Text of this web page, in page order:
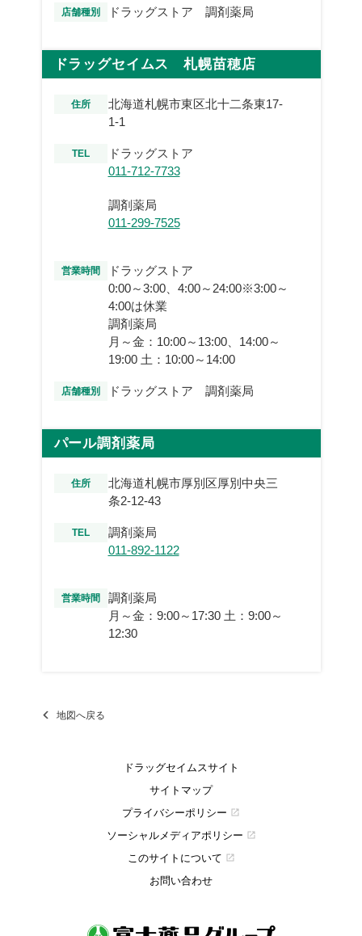
店舗種別 ドラッグストア 調剤薬局
ドラッグセイムス 札幌苗穂店
住所
北海道札幌市東区北十二条東17-
1-1
TEL
ドラッグストア
011-712-7733
調剤薬局
011-299-7525
営業時間
ドラッグストア
0:00～3:00、4:00～24:00※3:00～
4:00は休業
調剤薬局
月～金：10:00～13:00、14:00～
19:00 土：10:00～14:00
店舗種別 ドラッグストア 調剤薬局
パール調剤薬局
住所
北海道札幌市厚別区厚別中央三
条2-12-43
TEL
調剤薬局
011-892-1122
営業時間
調剤薬局
月～金：9:00～17:30 土：9:00～
12:30
地図へ戻る
ドラッグセイムスサイト
サイトマップ
プライバシーポリシー
open_in_new
ソーシャルメディアポリシー open_in_new
このサイトについて open_in_new
お問い合わせ